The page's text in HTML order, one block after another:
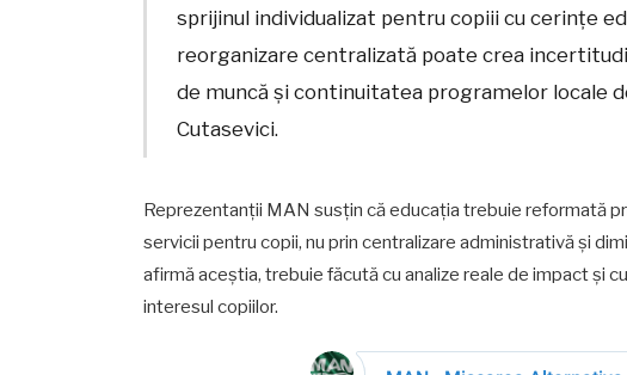
sprijinul individualizat pentru copiii cu cerințe
reorganizare centralizată poate crea
de muncă și continuitatea programelor locale
Cutasevici.
Reprezentanții MAN susțin că educația trebuie reformată
servicii pentru copii, nu prin centralizare administrativă și
afirmă aceștia, trebuie făcută cu analize reale de impact și
interesul copiilor.